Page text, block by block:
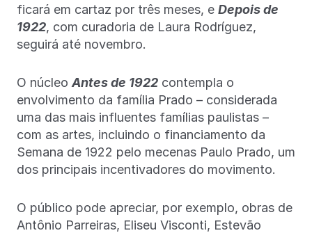
ficará em cartaz por três meses, e Depois de
1922, com curadoria de Laura Rodríguez,
seguirá até novembro.
O núcleo Antes de 1922 contempla o
envolvimento da família Prado – considerada
uma das mais influentes famílias paulistas –
com as artes, incluindo o financiamento da
Semana de 1922 pelo mecenas Paulo Prado, um
dos principais incentivadores do movimento.
O público pode apreciar, por exemplo, obras de
Antônio Parreiras, Eliseu Visconti, Estevão